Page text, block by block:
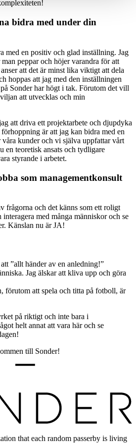
bidra med under din
med en positiv och glad inställning. Jag
peppar och höjer varandra för att
att det är minst lika viktigt att dela
hoppas att jag med den inställningen
Sonder har högt i tak. Förutom det vill
att utvecklas och min
att driva ett projektarbete och djupdyka
är att jag kan bidra med en
kunder och vi själva uppfattar vårt
en teoretisk ansats och tydligare
styrande i arbetet.
som managementkonsult
frågorna och det känns som ett roligt
med många människor och se
Känslan nu är JA!
”allt händer av en anledning!”
Jag älskar att kliva upp och göra
förutom att spela och titta på fotboll, är
på riktigt och inte bara i
helt annat att vara här och se
till Sonder!
that each random passerby is living